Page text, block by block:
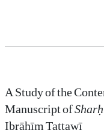
A Study of the
Manuscript of
Ibrāhīm Tattawī